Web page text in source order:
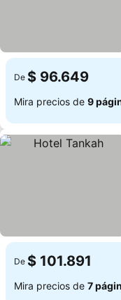
De $ 96.649
Mira precios de 9
De $ 101.891
Mira precios de 7